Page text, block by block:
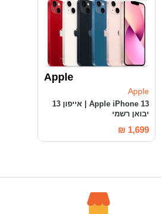
Apple
Apple
Apple iPhone 13 | אייפון 13
יבואן רשמי
₪ 1,699